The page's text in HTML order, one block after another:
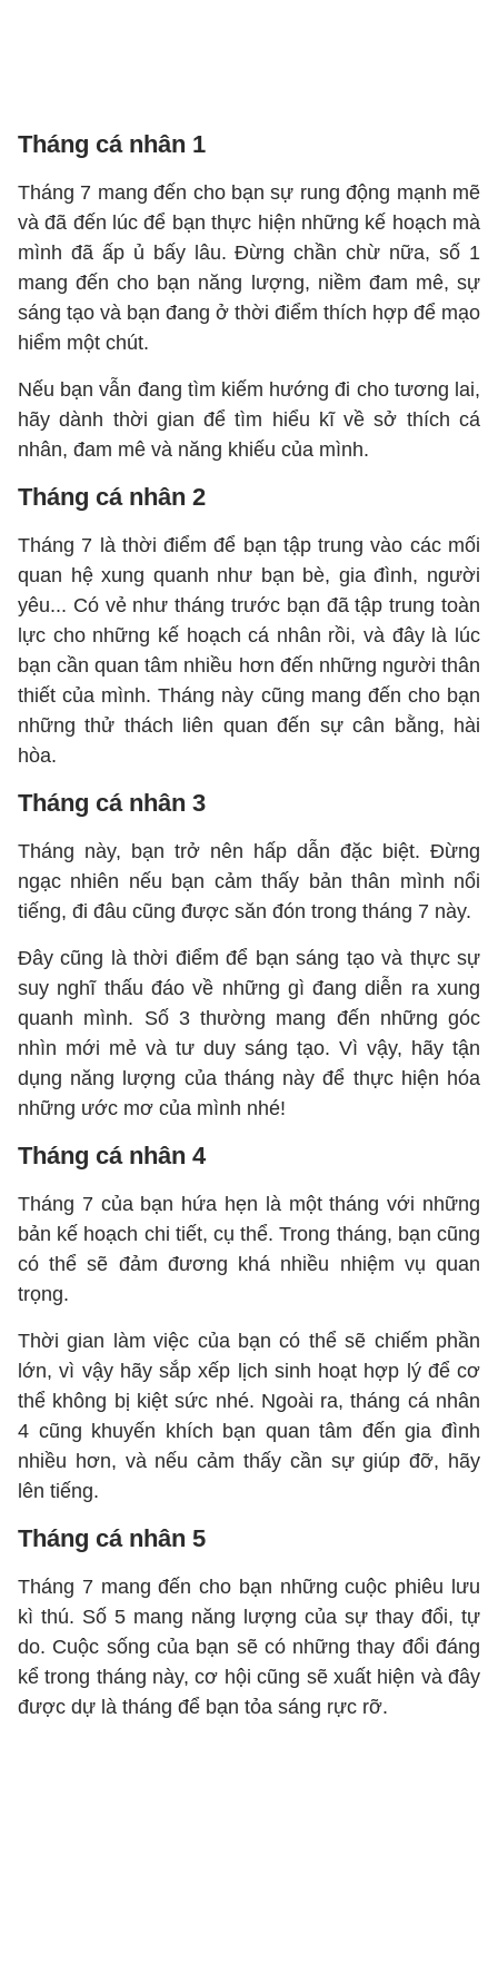
Tháng cá nhân 1
Tháng 7 mang đến cho bạn sự rung động mạnh mẽ
và đã đến lúc để bạn thực hiện những kế hoạch mà
mình đã ấp ủ bấy lâu. Đừng chần chừ nữa, số 1
mang đến cho bạn năng lượng, niềm đam mê, sự
sáng tạo và bạn đang ở thời điểm thích hợp để mạo
hiểm một chút.
Nếu bạn vẫn đang tìm kiếm hướng đi cho tương lai,
hãy dành thời gian để tìm hiểu kĩ về sở thích cá
nhân, đam mê và năng khiếu của mình.
Tháng cá nhân 2
Tháng 7 là thời điểm để bạn tập trung vào các mối
quan hệ xung quanh như bạn bè, gia đình, người
yêu... Có vẻ như tháng trước bạn đã tập trung toàn
lực cho những kế hoạch cá nhân rồi, và đây là lúc
bạn cần quan tâm nhiều hơn đến những người thân
thiết của mình. Tháng này cũng mang đến cho bạn
những thử thách liên quan đến sự cân bằng, hài
hòa.
Tháng cá nhân 3
Tháng này, bạn trở nên hấp dẫn đặc biệt. Đừng
ngạc nhiên nếu bạn cảm thấy bản thân mình nổi
tiếng, đi đâu cũng được săn đón trong tháng 7 này.
Đây cũng là thời điểm để bạn sáng tạo và thực sự
suy nghĩ thấu đáo về những gì đang diễn ra xung
quanh mình. Số 3 thường mang đến những góc
nhìn mới mẻ và tư duy sáng tạo. Vì vậy, hãy tận
dụng năng lượng của tháng này để thực hiện hóa
những ước mơ của mình nhé!
Tháng cá nhân 4
Tháng 7 của bạn hứa hẹn là một tháng với những
bản kế hoạch chi tiết, cụ thể. Trong tháng, bạn cũng
có thể sẽ đảm đương khá nhiều nhiệm vụ quan
trọng.
Thời gian làm việc của bạn có thể sẽ chiếm phần
lớn, vì vậy hãy sắp xếp lịch sinh hoạt hợp lý để cơ
thể không bị kiệt sức nhé. Ngoài ra, tháng cá nhân
4 cũng khuyến khích bạn quan tâm đến gia đình
nhiều hơn, và nếu cảm thấy cần sự giúp đỡ, hãy
lên tiếng.
Tháng cá nhân 5
Tháng 7 mang đến cho bạn những cuộc phiêu lưu
kì thú. Số 5 mang năng lượng của sự thay đổi, tự
do. Cuộc sống của bạn sẽ có những thay đổi đáng
kể trong tháng này, cơ hội cũng sẽ xuất hiện và đây
được dự là tháng để bạn tỏa sáng rực rỡ.